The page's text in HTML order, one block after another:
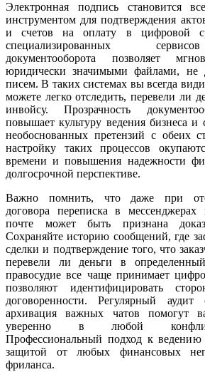
Электронная подпись становится
инструментом для подтверждения
и счетов на оплату в цифровой
специализированных
документооборота позволяет
юридически значимыми файлами, не
писем. В таких системах вы всегда
можете легко отследить, перевели ли
инвойсу. Прозрачность
повышает культуру ведения бизнеса и
необоснованных претензий с обеих
настройку таких процессов
времени и повышения надежности
долгосрочной перспективе.
Важно помнить, что даже при
договора переписка в
почте может быть признана
Сохраняйте историю сообщений, где
сделки и подтверждение того, что
перевели ли деньги в
правосудие все чаще принимает
позволяют идентифицировать
договоренности. Регулярный
архивация важных чатов помогут
уверенно в любой
Профессиональный подход к ведению
защитой от любых финансовых
фриланса.